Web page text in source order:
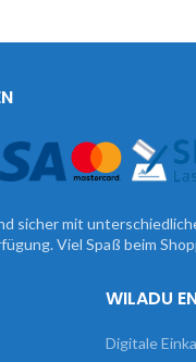
sicher mit
Viel Spaß beim
WILADU
Digitale